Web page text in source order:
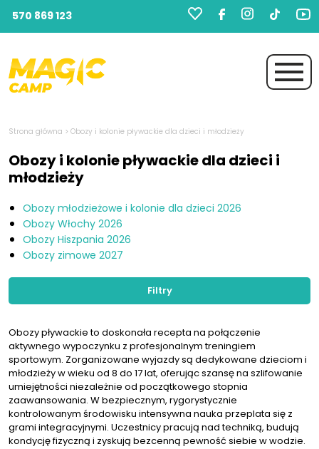
570 869 123
Strona główna > Obozy i kolonie pływackie dla dzieci i młodzieży
Obozy i kolonie pływackie dla dzieci i
młodzieży
Obozy młodzieżowe i kolonie dla dzieci 2026
Obozy Włochy 2026
Obozy Hiszpania 2026
Obozy zimowe 2027
Filtry
Obozy pływackie to doskonała recepta na połączenie
aktywnego wypoczynku z profesjonalnym treningiem
sportowym. Zorganizowane wyjazdy są dedykowane dzieciom i
młodzieży w wieku od 8 do 17 lat, oferując szansę na szlifowanie
umiejętności niezależnie od początkowego stopnia
zaawansowania. W bezpiecznym, rygorystycznie
kontrolowanym środowisku intensywna nauka przeplata się z
grami integracyjnymi. Uczestnicy pracują nad techniką, budują
kondycję fizyczną i zyskują bezcenną pewność siebie w wodzie.